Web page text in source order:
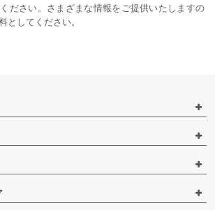
ださい。さまざまな情報をご提供いたしますの
としてください。